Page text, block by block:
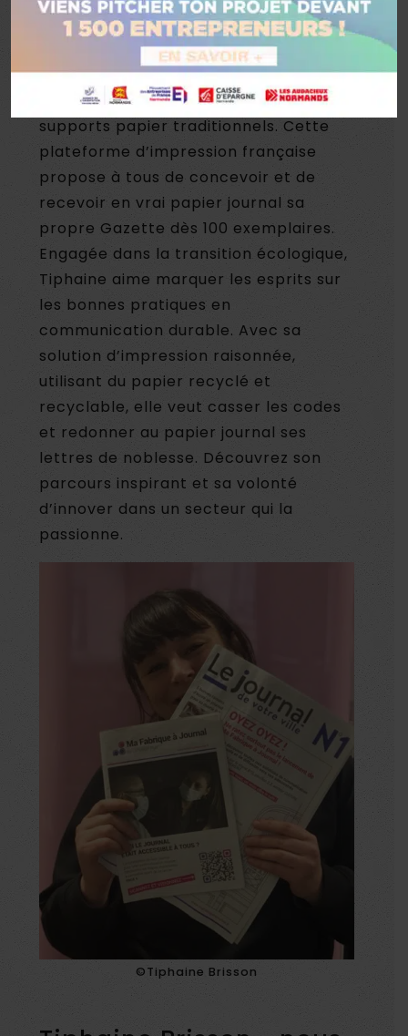
Tiphaine Brisson deMa Fabrique à
, située à Saint-Aubin-sur-
Gaillon, propose une alternative
écologique et économique aux
supports papier traditionnels. Cette
plateforme d’impression française
propose à tous de concevoir et de
recevoir en vrai papier journal sa
propre Gazette dès 100 exemplaires.
Engagée dans la transition écologique,
Tiphaine aime marquer les esprits sur
les bonnes pratiques en
communication durable. Avec sa
solution d’impression raisonnée,
utilisant du papier recyclé et
recyclable, elle veut casser les codes
et redonner au papier journal ses
lettres de noblesse. Découvrez son
parcours inspirant et sa volonté
d’innover dans un secteur qui la
passionne.
©Tiphaine Brisson